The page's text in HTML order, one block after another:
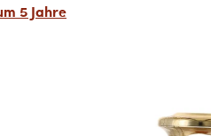
5 Jahre